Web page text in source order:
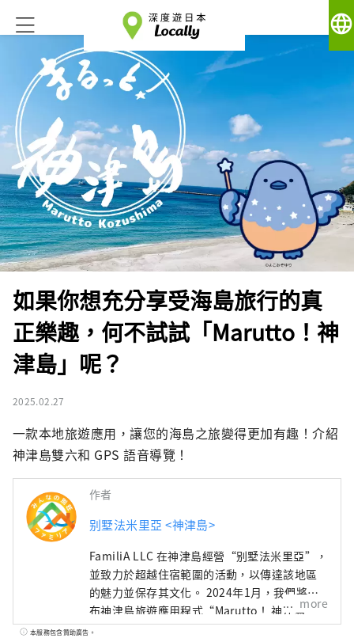
language
如果你想充分享受海島旅行的真
正樂趣，何不試試「Marutto！神
津島」呢？
2025.02.27
一款本地旅遊應用，讓您的海島之旅變得更加有趣！介紹
神津島雙六和 GPS 語音導覽！
作者
别墅法米里亞 <神津島>
FamiliA LLC 在神津島經營“别墅法米里亞”，
並致力於超越住宿範圍的活動，以傳達該地區
的魅力並保存其文化。 2024年1月，我們將發
布神津島旅遊應用程式“Marutto！ 神津島
”！ 這款應用程式提供兩項全新旅遊體驗：一
more
本服務包含贊助廣告。